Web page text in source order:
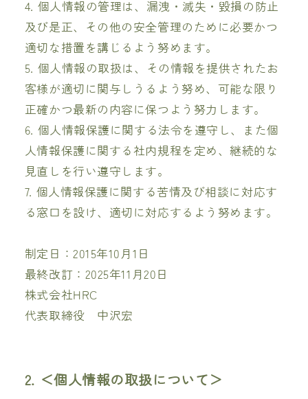
4. 個人情報の管理は、漏洩・滅失・毀損の防止
及び是正、その他の安全管理のために必要かつ
適切な措置を講じるよう努めます。
5. 個人情報の取扱は、その情報を提供されたお
客様が適切に関与しうるよう努め、可能な限り
正確かつ最新の内容に保つよう努力します。
6. 個人情報保護に関する法令を遵守し、また個
人情報保護に関する社内規程を定め、継続的な
見直しを行い遵守します。
7. 個人情報保護に関する苦情及び相談に対応す
る窓口を設け、適切に対応するよう努めます。
制定日：2015年10月1日
最終改訂：2025年11月20日
株式会社HRC
代表取締役 中沢宏
2. ＜個人情報の取扱について＞